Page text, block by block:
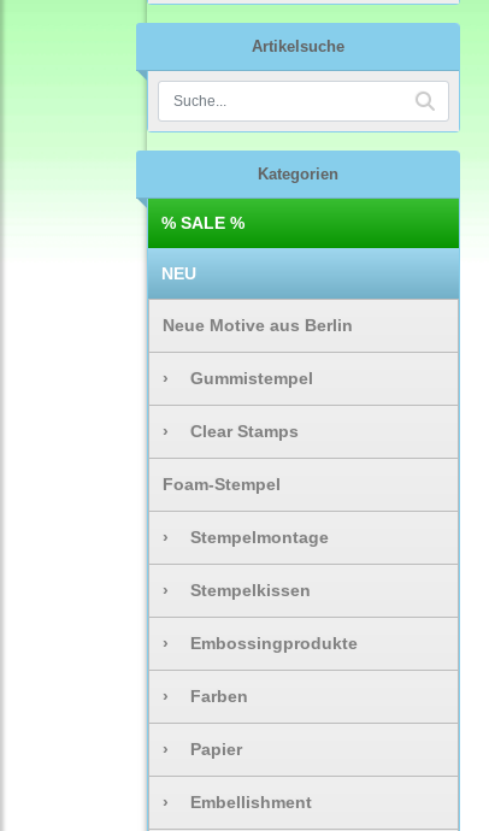
Artikelsuche
Kategorien
% SALE %
NEU
Neue Motive aus Berlin
› Gummistempel
› Clear Stamps
Foam-Stempel
› Stempelmontage
› Stempelkissen
› Embossingprodukte
› Farben
› Papier
› Embellishment